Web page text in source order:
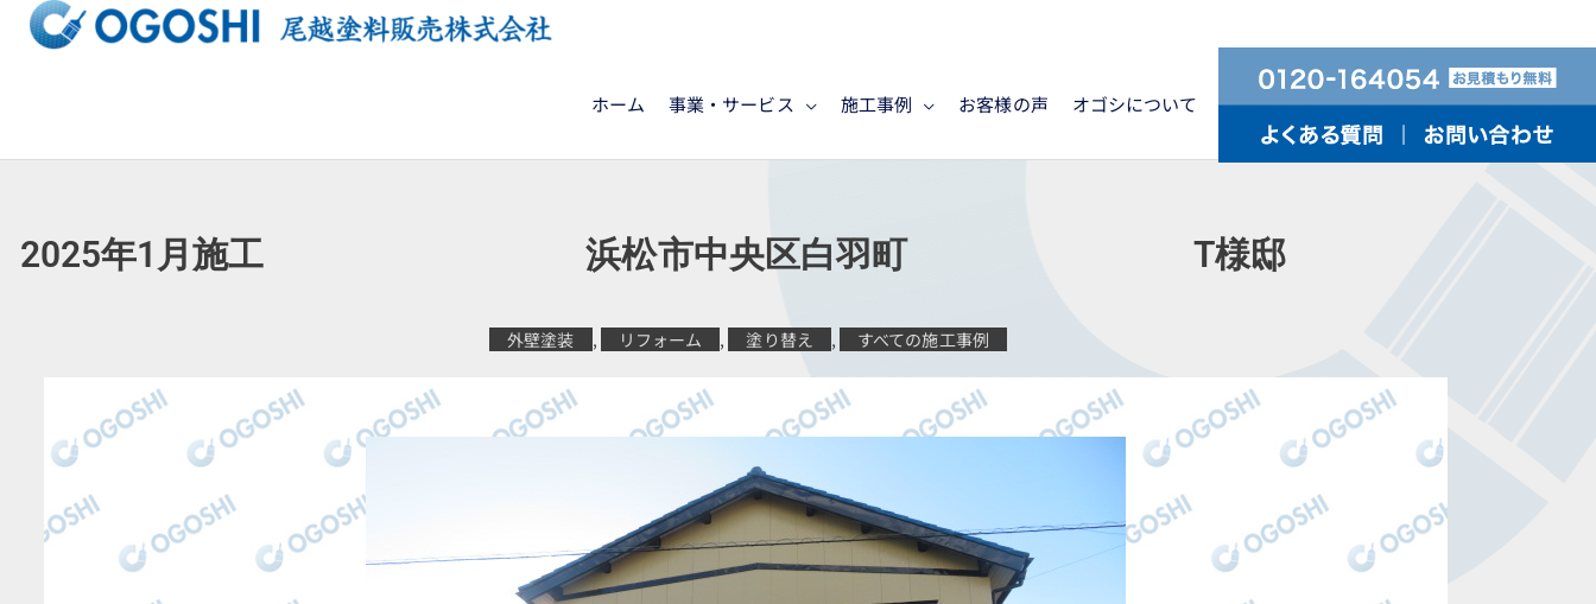
ッ
ホーム 事業・サービス 施工事例 お客様の声 オゴシについて
2025年1月施工 浜松市中央区白羽町 T様邸
外壁塗装 , リフォーム , 塗り替え , すべての施工事例